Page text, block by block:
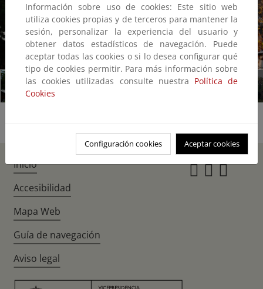
1/11
Información sobre uso de cookies: Este sitio web
utiliza cookies propias y de terceros para mantener la
sesión, personalizar la experiencia del usuario y
obtener datos estadísticos de navegación. Puede
aceptar todas las cookies o si lo desea configurar qué
tipo de cookies permitir. Para más información sobre
las cookies utilizadas consulte nuestra Política de
Cookies
Configuración cookies Aceptar cookies
Inicio
Accesibilidad
Mapa Web
Guía de navegación
Aviso legal